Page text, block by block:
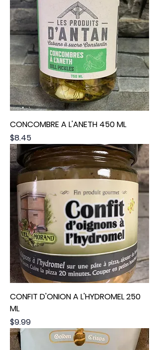
CONCOMBRE A L'ANETH 450 ML
Price
$8.45
CONFIT D'ONION A L'HYDROMEL 250
ML
Price
$9.99